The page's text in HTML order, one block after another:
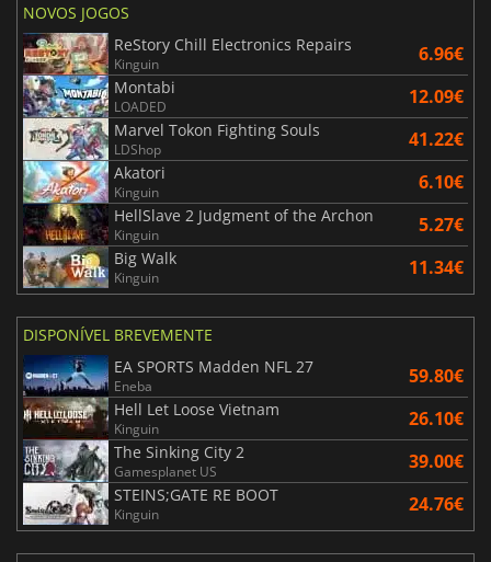
NOVOS JOGOS
ReStory Chill Electronics Repairs
Kinguin 6.96€
Montabi
LOADED 12.09€
Marvel Tokon Fighting Souls
LDShop 41.22€
Akatori
Kinguin 6.10€
HellSlave 2 Judgment of the Archon
Kinguin 5.27€
Big Walk
Kinguin 11.34€
DISPONÍVEL BREVEMENTE
EA SPORTS Madden NFL 27
Eneba 59.80€
Hell Let Loose Vietnam
Kinguin 26.10€
The Sinking City 2
Gamesplanet US 39.00€
STEINS;GATE RE BOOT
Kinguin 24.76€